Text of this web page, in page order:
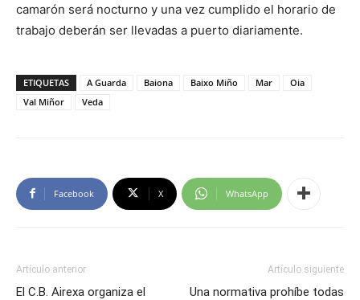
camarón será nocturno y una vez cumplido el horario de
trabajo deberán ser llevadas a puerto diariamente.
ETIQUETAS A Guarda Baiona Baixo Miño Mar
Oia
Val Miñor
Veda
Facebook X WhatsApp
Artículo anterior
El C.B. Airexa organiza el
Artículo siguiente
Una normativa prohíbe todas